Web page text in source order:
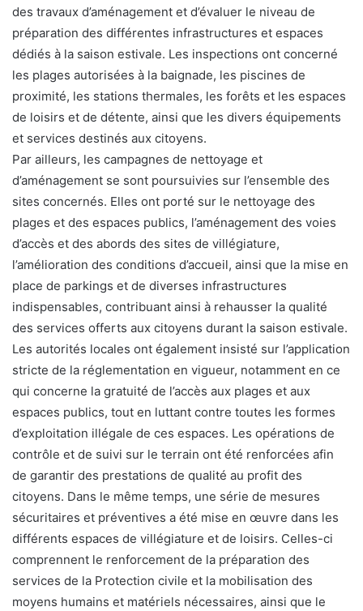
des travaux d’aménagement et d’évaluer le niveau de
préparation des différentes infrastructures et espaces
dédiés à la saison estivale. Les inspections ont concerné
les plages autorisées à la baignade, les piscines de
proximité, les stations thermales, les forêts et les espaces
de loisirs et de détente, ainsi que les divers équipements
et services destinés aux citoyens.
Par ailleurs, les campagnes de nettoyage et
d’aménagement se sont poursuivies sur l’ensemble des
sites concernés. Elles ont porté sur le nettoyage des
plages et des espaces publics, l’aménagement des voies
d’accès et des abords des sites de villégiature,
l’amélioration des conditions d’accueil, ainsi que la mise en
place de parkings et de diverses infrastructures
indispensables, contribuant ainsi à rehausser la qualité
des services offerts aux citoyens durant la saison estivale.
Les autorités locales ont également insisté sur l’application
stricte de la réglementation en vigueur, notamment en ce
qui concerne la gratuité de l’accès aux plages et aux
espaces publics, tout en luttant contre toutes les formes
d’exploitation illégale de ces espaces. Les opérations de
contrôle et de suivi sur le terrain ont été renforcées afin
de garantir des prestations de qualité au profit des
citoyens. Dans le même temps, une série de mesures
sécuritaires et préventives a été mise en œuvre dans les
différents espaces de villégiature et de loisirs. Celles-ci
comprennent le renforcement de la préparation des
services de la Protection civile et la mobilisation des
moyens humains et matériels nécessaires, ainsi que le